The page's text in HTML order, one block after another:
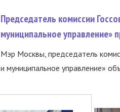
Председатель комиссии
муниципальное управление»
Мэр Москвы, председатель
и муниципальное управление»